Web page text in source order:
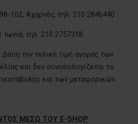
Αχαρνές, τηλ: 210 2846440
τηλ: 210 2757318
βάση την τελική τιμή αγοράς των
και δεν συνυπολογίζεται το
και των μεταφορικών.
ΜΕΣΩ TOY E-SHOP